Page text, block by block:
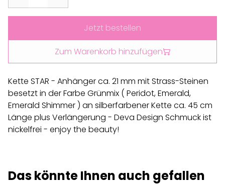
Jetzt bestellen
Zum Warenkorb hinzufügen
Kette STAR - Anhänger ca. 21 mm mit Strass-Steinen
besetzt in der Farbe Grünmix ( Peridot, Emerald,
Emerald Shimmer ) an silberfarbener Kette ca. 45 cm
Länge plus Verlängerung - Deva Design Schmuck ist
nickelfrei - enjoy the beauty!
Das könnte Ihnen auch gefallen